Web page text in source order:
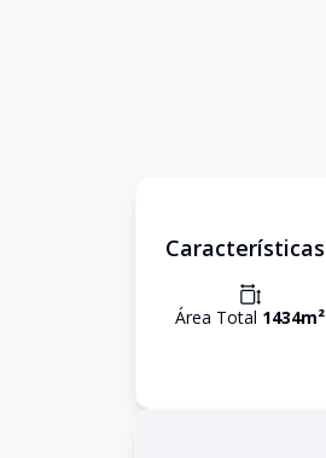
Características
Área Total 1434m²